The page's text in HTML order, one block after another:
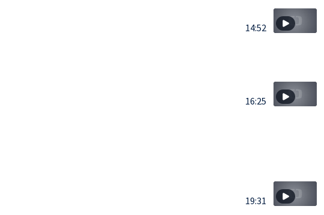
14:52
16:25
19:31